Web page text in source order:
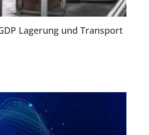
Lagerung und Transport